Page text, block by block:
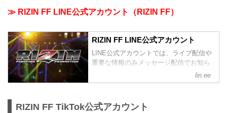
≫ RIZIN FF LINE公式アカウント（RIZIN FF）
RIZIN FF LINE公式アカウント
LINE公式アカウントでは、ライブ配信や
重要な情報のみメッセージ配信でお知ら
せ、その他はタイムラインで情報を発信
しているぞ！是非、LINE公式アカウント
lin.ee
RIZIN FF TikTok公式アカウント